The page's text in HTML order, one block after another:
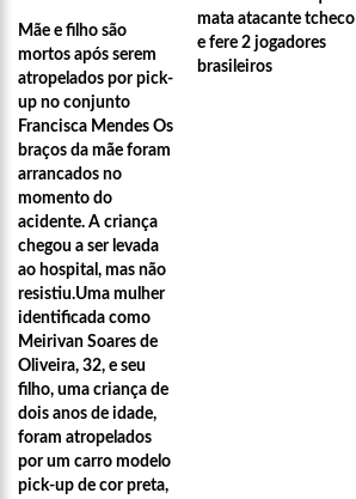
Mãe e filho são
mortos após serem
atropelados por pick-
up no conjunto
Francisca Mendes Os
braços da mãe foram
arrancados no
momento do
acidente. A criança
chegou a ser levada
ao hospital, mas não
resistiu.Uma mulher
identificada como
Meirivan Soares de
Oliveira, 32, e seu
filho, uma criança de
dois anos de idade,
foram atropelados
por um carro modelo
pick-up de cor preta,
mata atacante tcheco
e fere 2 jogadores
brasileiros